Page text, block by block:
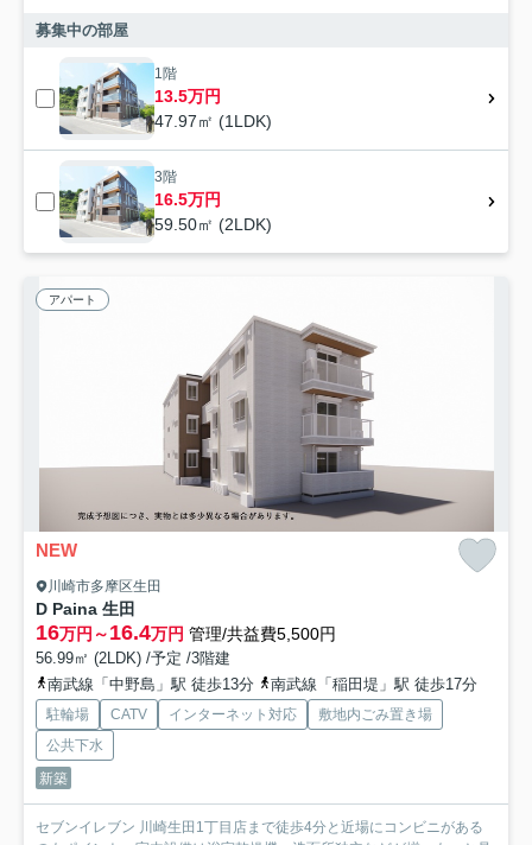
募集中の部屋
1階
13.5万円
47.97㎡ (1LDK)
3階
16.5万円
59.50㎡ (2LDK)
アパート
NEW
川崎市多摩区生田
D Paina 生田
16万円～16.4万円 管理/共益費5,500円
56.99㎡ (2LDK) /予定 /3階建
南武線「中野島」駅 徒歩13分
南武線「稲田堤」駅 徒歩17分
駐輪場 CATV インターネット対応
敷地内ごみ置き場
公共下水
新築
セブンイレブン 川崎生田1丁目店まで徒歩4分と近場にコンビニがある